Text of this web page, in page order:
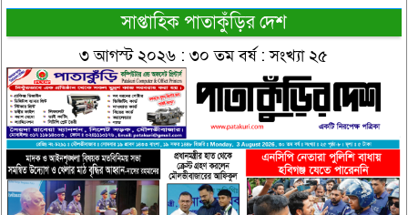
সাপ্তাহিক পাতাকুঁড়ির দেশ
৩ আগস্ট ২০২৬ : ৩০ তম বর্ষ : সংখ্যা ২৫